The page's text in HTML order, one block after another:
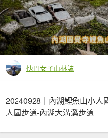
快門女子山林誌
20240928｜內湖鯉魚山小人
人國步道-內湖大溝溪步道